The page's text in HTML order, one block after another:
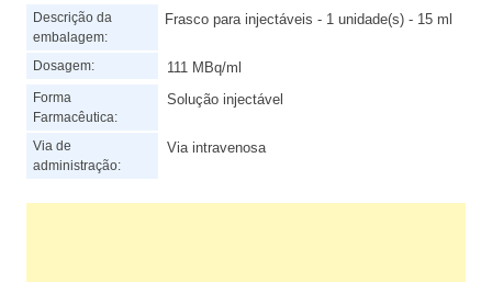
Descrição da
embalagem:
Frasco para injectáveis - 1 unidade(s) - 15 ml
Dosagem: 111 MBq/ml
Forma
Farmacêutica:
Solução injectável
Via de
administração:
Via intravenosa